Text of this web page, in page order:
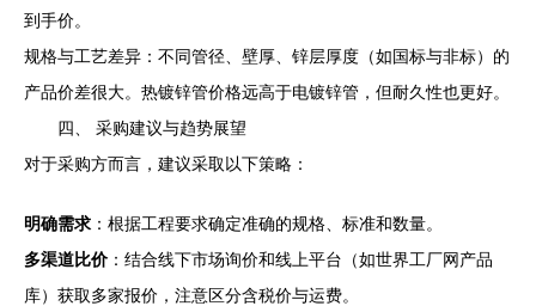
到手价。
规格与工艺差异：不同管径、壁厚、锌层厚度（如国标与非标）的
产品价差很大。热镀锌管价格远高于电镀锌管，但耐久性也更好。
四、 采购建议与趋势展望
对于采购方而言，建议采取以下策略：
明确需求 ：根据工程要求确定准确的规格、标准和数量。
多渠道比价：结合线下市场询价和线上平台（如世界工厂网产品
库）获取多家报价，注意区分含税价与运费。